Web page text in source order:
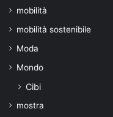
mobilità
mobilità sostenibile
Moda
Mondo
Cibi
mostra